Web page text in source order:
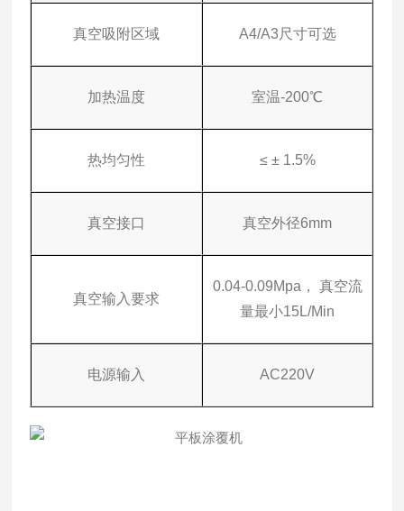
真空吸附区域 A4/A3尺寸可选
加热温度 室温-200℃
热均匀性 ≤ ± 1.5%
真空接口 真空外径6mm
真空输入要求
0.04-0.09Mpa， 真空流
量最小15L/Min
电源输入 AC220V